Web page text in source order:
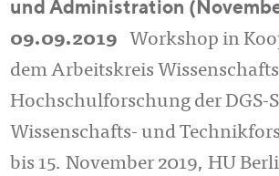
und Administration
09.09.2019
Workshop in
dem Arbeitskreis
Hochschulforschung der DGS-
Wissenschafts- und
bis 15. November 2019, HU